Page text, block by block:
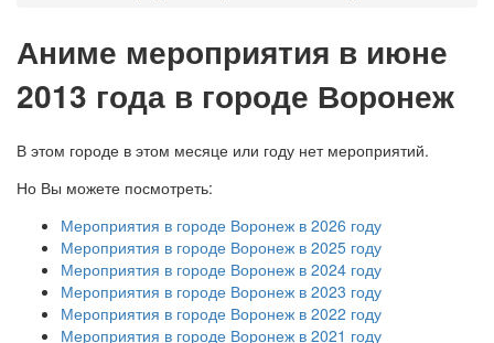
Аниме мероприятия в июне
2013 года в городе Воронеж
В этом городе в этом месяце или году нет мероприятий.
Но Вы можете посмотреть:
Мероприятия в городе Воронеж в 2026 году
Мероприятия в городе Воронеж в 2025 году
Мероприятия в городе Воронеж в 2024 году
Мероприятия в городе Воронеж в 2023 году
Мероприятия в городе Воронеж в 2022 году
Мероприятия в городе Воронеж в 2021 году